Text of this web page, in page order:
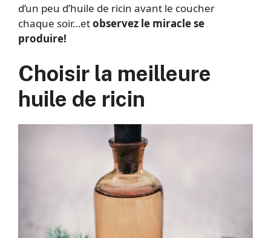
d’un peu d’huile de ricin avant le coucher
chaque soir…etobservez le miracle se
produire!
Choisir la meilleure
huile de ricin